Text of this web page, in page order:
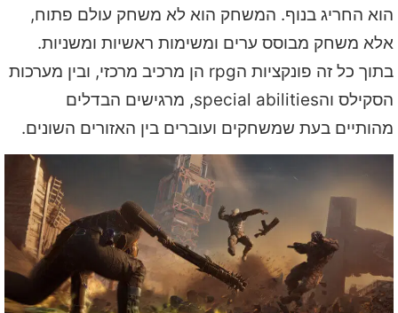
הוא החריג בנוף. המשחק הוא לא משחק עולם פתוח,
אלא משחק מבוסס ערים ומשימות ראשיות ומשניות.
בתוך כל זה פונקציות הrpg הן מרכיב מרכזי, ובין מערכות
הסקילס והspecial abilities, מרגישים הבדלים
מהותיים בעת שמשחקים ועוברים בין האזורים השונים.